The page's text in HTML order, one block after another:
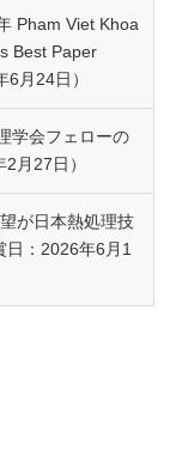
Pham Viet Khoa
Best Paper
月24日）
学会フェローの
月27日）
が日本熱処理技
：2026年6月1